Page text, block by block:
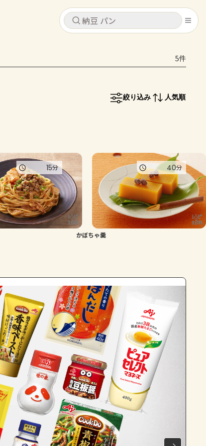
キャンセル
ログインするとレシピを保存できます
コンテンツ
レシピ
トーク
よくあるお問い合わせ
AJINOMOTO PARK とは
キャンセル
コンテンツ
5件
絞り込み 人気順
15分
かぼちゃ羹
40分